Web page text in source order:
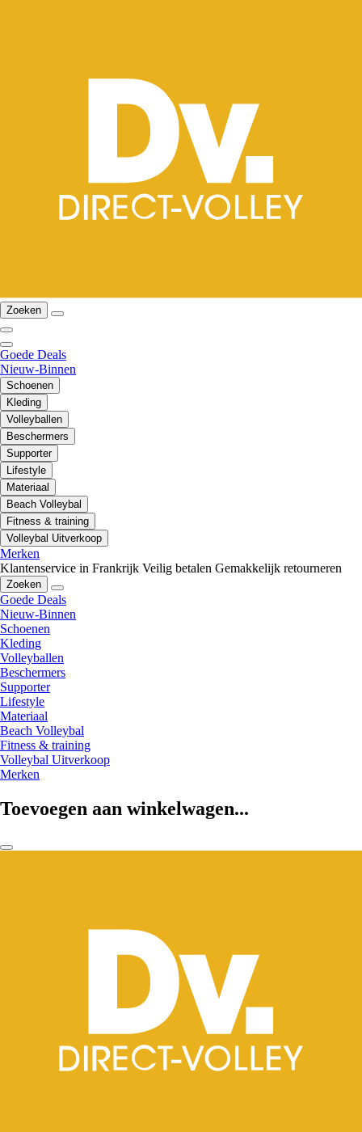
Zoeken
Goede Deals
Nieuw-Binnen
Schoenen
Kleding
Volleyballen
Beschermers
Supporter
Lifestyle
Materiaal
Beach Volleybal
Fitness & training
Volleybal Uitverkoop
Merken
Klantenservice in Frankrijk Veilig betalen Gemakkelijk retourneren
Zoeken
Goede Deals
Nieuw-Binnen
Schoenen
Kleding
Volleyballen
Beschermers
Supporter
Lifestyle
Materiaal
Beach Volleybal
Fitness & training
Volleybal Uitverkoop
Merken
Toevoegen aan winkelwagen...